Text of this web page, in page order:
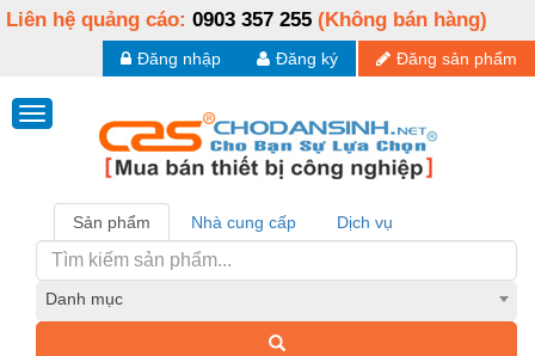
Liên hệ quảng cáo: 0903 357 255 (Không bán hàng)
Đăng sản phẩm
Đăng ký
Đăng nhập
Sản phẩm Nhà cung cấp Dịch vụ
Danh mục